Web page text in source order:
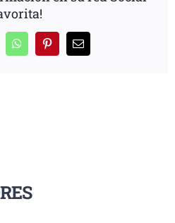
WhatsAppPinterestCorreo